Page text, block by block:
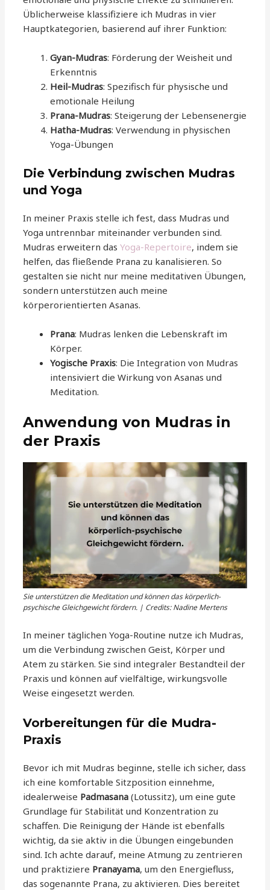
Üblicherweise klassifiziere ich Mudras in vier
Hauptkategorien, basierend auf ihrer Funktion:
Gyan-Mudras: Förderung der Weisheit und
Erkenntnis
Heil-Mudras: Spezifisch für physische und
emotionale Heilung
Prana-Mudras: Steigerung der Lebensenergie
Hatha-Mudras: Verwendung in physischen
Yoga-Übungen
Die Verbindung zwischen Mudras
und Yoga
In meiner Praxis stelle ich fest, dass Mudras und
Yoga untrennbar miteinander verbunden sind.
Mudras erweitern dasYoga-Repertoire, indem sie
helfen, das fließende Prana zu kanalisieren. So
gestalten sie nicht nur meine meditativen Übungen,
sondern unterstützen auch meine
körperorientierten Asanas.
Prana: Mudras lenken die Lebenskraft im
Körper.
Yogische Praxis: Die Integration von Mudras
intensiviert die Wirkung von Asanas und
Meditation.
Anwendung von Mudras in
der Praxis
Sie unterstützen die Meditation und können das körperlich-
psychische Gleichgewicht fördern. | Credits: Nadine Mertens
In meiner täglichen Yoga-Routine nutze ich Mudras,
um die Verbindung zwischen Geist, Körper und
Atem zu stärken. Sie sind integraler Bestandteil der
Praxis und können auf vielfältige, wirkungsvolle
Weise eingesetzt werden.
Vorbereitungen für die Mudra-
Praxis
Bevor ich mit Mudras beginne, stelle ich sicher, dass
ich eine komfortable Sitzposition einnehme,
idealerweise Padmasana (Lotussitz), um eine gute
Grundlage für Stabilität und Konzentration zu
schaffen. Die Reinigung der Hände ist ebenfalls
wichtig, da sie aktiv in die Übungen eingebunden
sind. Ich achte darauf, meine Atmung zu zentrieren
und praktiziere Pranayama, um den Energiefluss,
das sogenannte Prana, zu aktivieren. Dies bereitet